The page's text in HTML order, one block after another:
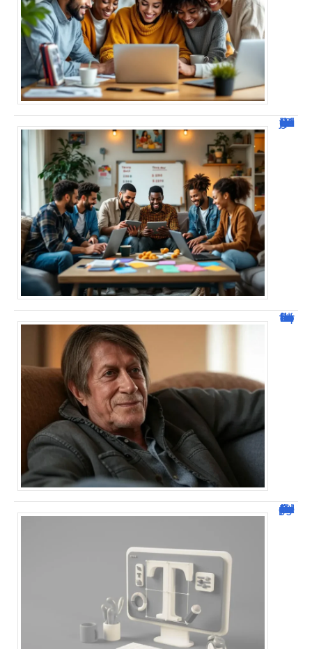
JetPunk : Quiz et jeux de culture générale
Jacques Dutronc fortune : estimation et sources de richesse !
Dafont Police : guide complet pour télécharger !